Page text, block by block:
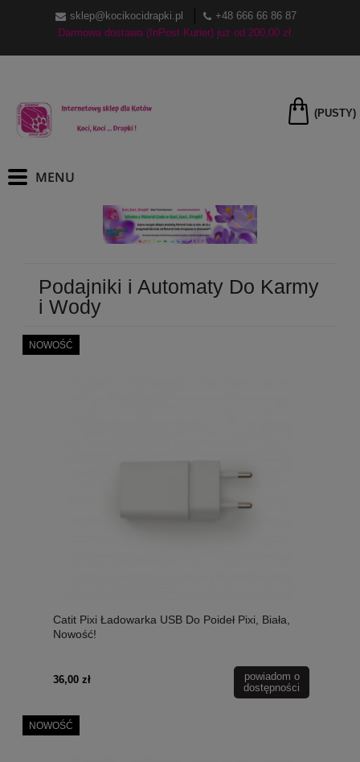
sklep@kocikocidrapki.pl
+48 666 66 86 87
Darmowa dostawa (InPost Kurier) już od 200,00 zł.
(PUSTY)
Podajniki i Automaty Do Karmy
i Wody
Catit Pixi Ładowarka USB Do Poideł Pixi, Biała,
Nowość!
36,00 zł
powiadom o
dostępności
NOWOŚĆ
NOWOŚĆ